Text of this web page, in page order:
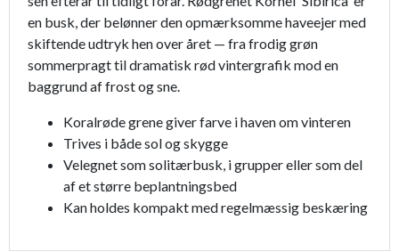
en busk, der belønner den opmærksomme haveejer med
skiftende udtryk hen over året — fra frodig grøn
sommerpragt til dramatisk rød vintergrafik mod en
baggrund af frost og sne.
Koralrøde grene giver farve i haven om vinteren
Trives i både sol og skygge
Velegnet som solitærbusk, i grupper eller som del
af et større beplantningsbed
Kan holdes kompakt med regelmæssig beskæring